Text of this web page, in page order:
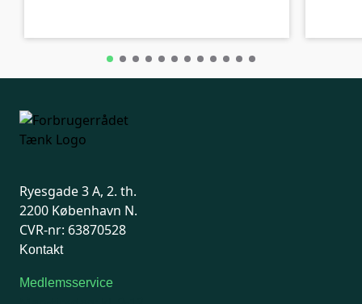
Ryesgade 3 A, 2. th.
2200 København N.
CVR-nr: 63870528
Kontakt
Medlemsservice